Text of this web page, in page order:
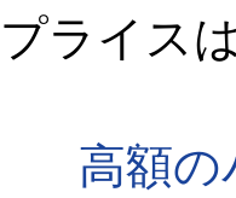
プライス
高額